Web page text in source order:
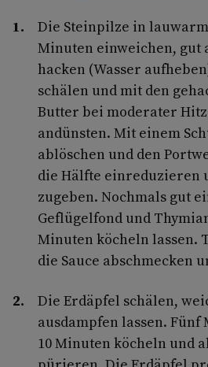
Die Steinpilze in
Minuten einweichen, gut
hacken (Wasser
schälen und mit den
Butter bei moderater
andünsten. Mit einem
ablöschen und den
die Hälfte einreduzieren
zugeben. Nochmals gut
Geflügelfond und
Minuten köcheln lassen.
die Sauce abschmecken
Die Erdäpfel schälen,
ausdampfen lassen.
10 Minuten köcheln und